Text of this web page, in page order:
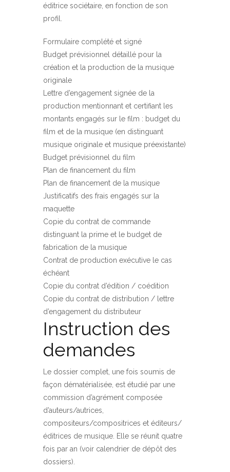
éditrice sociétaire, en fonction de son
profil.
Formulaire complété et signé
Budget prévisionnel détaillé pour la
création et la production de la musique
originale
Lettre d’engagement signée de la
production mentionnant et certifiant les
montants engagés sur le film : budget du
film et de la musique (en distinguant
musique originale et musique préexistante)
Budget prévisionnel du film
Plan de financement du film
Plan de financement de la musique
Justificatifs des frais engagés sur la
maquette
Copie du contrat de commande
distinguant la prime et le budget de
fabrication de la musique
Contrat de production exécutive le cas
échéant
Copie du contrat d’édition / coédition
Copie du contrat de distribution / lettre
d’engagement du distributeur
Instruction des
demandes
Le dossier complet, une fois soumis de
façon dématérialisée, est étudié par une
commission d’agrément composée
d’auteurs/autrices,
compositeurs/compositrices et éditeurs/
éditrices de musique. Elle se réunit quatre
fois par an (voir calendrier de dépôt des
dossiers).